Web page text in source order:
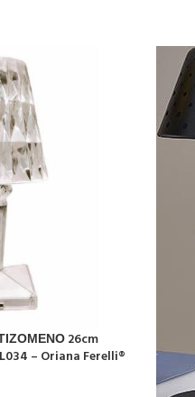
26cm
– Oriana Ferelli®